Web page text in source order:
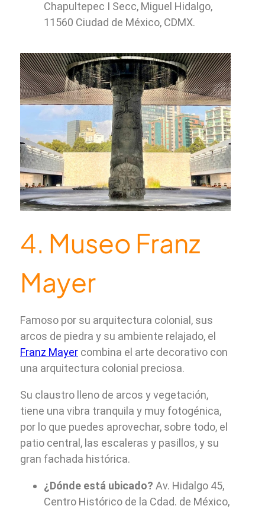
Chapultepec I Secc, Miguel Hidalgo,
11560 Ciudad de México, CDMX.
4. Museo Franz
Mayer
Famoso por su arquitectura colonial, sus
arcos de piedra y su ambiente relajado, el
Franz Mayer combina el arte decorativo con
una arquitectura colonial preciosa.
Su claustro lleno de arcos y vegetación,
tiene una vibra tranquila y muy fotogénica,
por lo que puedes aprovechar, sobre todo, el
patio central, las escaleras y pasillos, y su
gran fachada histórica.
¿Dónde está ubicado? Av. Hidalgo 45,
Centro Histórico de la Cdad. de México,